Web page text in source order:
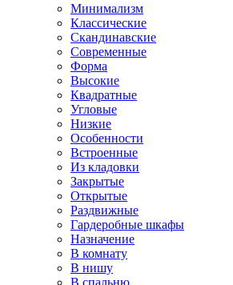
Минимализм
Классические
Скандинавские
Современные
Форма
Высокие
Квадратные
Угловые
Низкие
Особенности
Встроенные
Из кладовки
Закрытые
Открытые
Раздвижные
Гардеробные шкафы
Назначение
В комнату
В нишу
В спальню